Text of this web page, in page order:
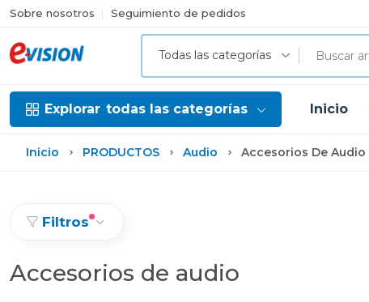
Sobre nosotros Seguimiento de pedidos
Todas las categorías
Explorar todas las categorías Inicio
Inicio PRODUCTOS Audio Accesorios De Audio
Filtros
Accesorios de audio